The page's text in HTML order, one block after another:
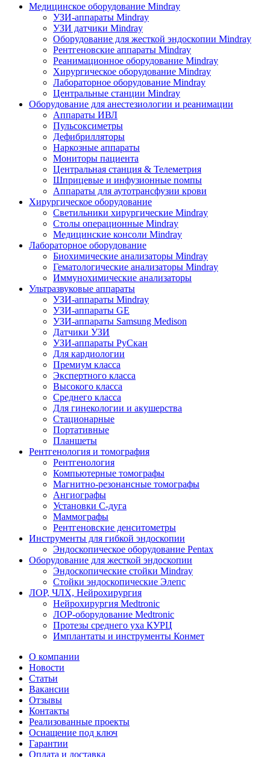
Медицинское оборудование Mindray
УЗИ-аппараты Mindray
УЗИ датчики Mindray
Оборудование для жесткой эндоскопии Mindray
Рентгеновские аппараты Mindray
Реанимационное оборудование Mindray
Хирургическое оборудование Mindray
Лабораторное оборудование Mindray
Центральные станции Mindray
Оборудование для анестезиологии и реанимации
Аппараты ИВЛ
Пульсоксиметры
Дефибрилляторы
Наркозные аппараты
Мониторы пациента
Центральная станция & Телеметрия
Шприцевые и инфузионные помпы
Аппараты для аутотрансфузии крови
Хирургическое оборудование
Светильники хирургические Mindray
Столы операционные Mindray
Медицинские консоли Mindray
Лабораторное оборудование
Биохимические анализаторы Mindray
Гематологические анализаторы Mindray
Иммунохимические анализаторы
Ультразвуковые аппараты
УЗИ-аппараты Mindray
УЗИ-аппараты GE
УЗИ-аппараты Samsung Medison
Датчики УЗИ
УЗИ-аппараты РуСкан
Для кардиологии
Премиум класса
Экспертного класса
Высокого класса
Среднего класса
Для гинекологии и акушерства
Стационарные
Портативные
Планшеты
Рентгенология и томография
Рентгенология
Компьютерные томографы
Магнитно-резонансные томографы
Ангиографы
Установки С-дуга
Маммографы
Рентгеновские денситометры
Инструменты для гибкой эндоскопии
Эндоскопическое оборудование Pentax
Оборудование для жесткой эндоскопии
Эндоскопические стойки Mindray
Стойки эндоскопические Элепс
ЛОР, ЧЛХ, Нейрохирургия
Нейрохирургия Medtronic
ЛОР-оборудование Medtronic
Протезы среднего уха КУРЦ
Имплантаты и инструменты Конмет
О компании
Новости
Статьи
Вакансии
Отзывы
Контакты
Реализованные проекты
Оснащение под ключ
Гарантии
Оплата и доставка